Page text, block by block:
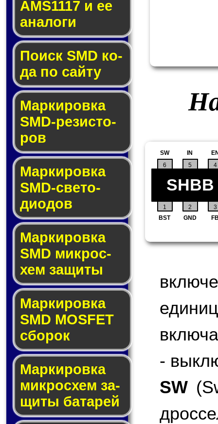
AMS1117 и ее
ана­ло­ги
Поиск SMD ко­
да по сай­ту
Маркировка
SMD-ре­зис­то­
ров
Маркировка
SMD-све­то­
дио­дов
Мар­ки­ров­ка
SMD мик­рос­
хем защиты
Мар­ки­ров­ка
SMD MOSFET
сбо­рок
Мар­ки­ров­ка
мик­ро­схем за­
щи­ты ба­та­рей
1 2 3
4
BST GND
IN
5
6
SW
SHBB
-
SW